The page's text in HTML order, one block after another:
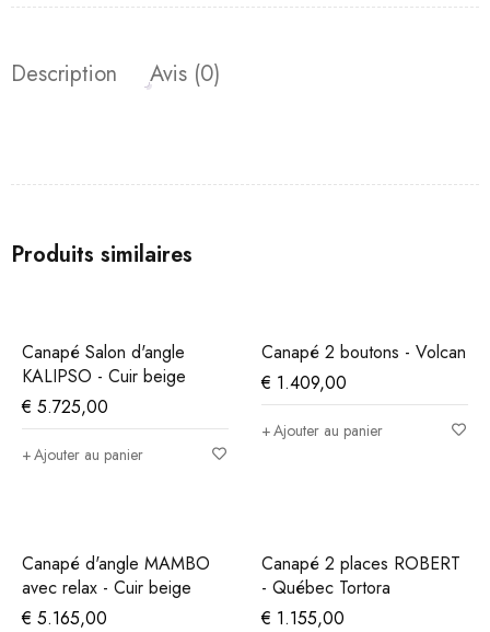
Description Avis (0)
Produits similaires
Canapé Salon d'angle
KALIPSO - Cuir beige
€ 5.725,00
Ajouter au panier
Canapé 2 boutons - Volcan
€ 1.409,00
Ajouter au panier
Canapé d'angle MAMBO
avec relax - Cuir beige
€ 5.165,00
Canapé 2 places ROBERT
- Québec Tortora
€ 1.155,00